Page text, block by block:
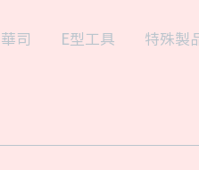
華司 E型工具 特殊製